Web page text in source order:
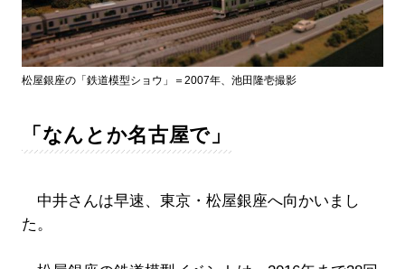
松屋銀座の「鉄道模型ショウ」＝2007年、池田隆壱撮影
「なんとか名古屋で」
中井さんは早速、東京・松屋銀座へ向かいまし
た。